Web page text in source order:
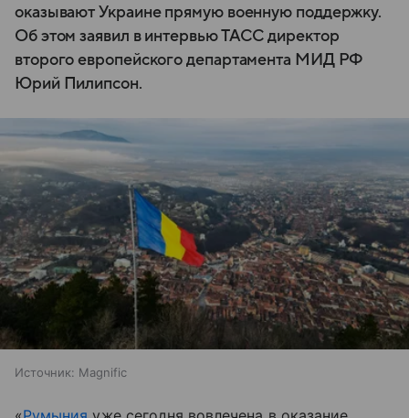
оказывают Украине прямую военную поддержку.
Об этом заявил в интервью ТАСС директор
второго европейского департамента МИД РФ
Юрий Пилипсон.
Источник: Magnific